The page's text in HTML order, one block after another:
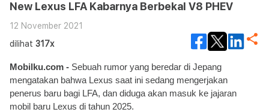
New Lexus LFA Kabarnya Berbekal V8 PHEV
12 November 2021
dilihat 317x
Mobilku.com - Sebuah rumor yang beredar di Jepang
mengatakan bahwa Lexus saat ini sedang mengerjakan
penerus baru bagi LFA, dan diduga akan masuk ke jajaran
mobil baru Lexus di tahun 2025.